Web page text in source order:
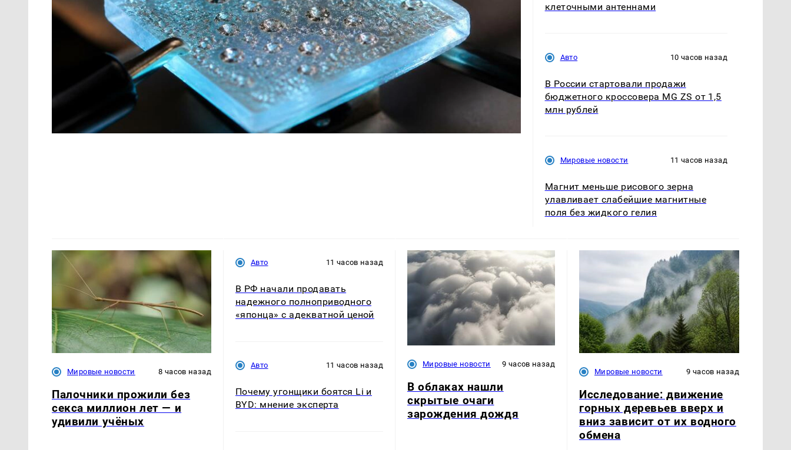
клеточными антеннами
Авто 10 часов назад
В России стартовали продажи
бюджетного кроссовера MG ZS от 1,5
млн рублей
Мировые новости 11 часов назад
Магнит меньше рисового зерна
улавливает слабейшие магнитные
поля без жидкого гелия
Мировые новости 8 часов назад
Палочники прожили без
секса миллион лет — и
удивили учёных
Авто 11 часов назад
В РФ начали продавать
надежного полноприводного
«японца» с адекватной ценой
Авто 11 часов назад
Почему угонщики боятся Li и
BYD: мнение эксперта
Мировые новости 9 часов назад
В облаках нашли
скрытые очаги
зарождения дождя
Мировые новости 9 часов назад
Исследование: движение
горных деревьев вверх и
вниз зависит от их водного
обмена